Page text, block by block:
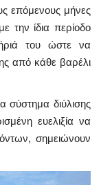
επόμενους μήνες
την ίδια περίοδο
του ώστε να
από κάθε βαρέλι
σύστημα διύλισης
ευελιξία να
σημειώνουν